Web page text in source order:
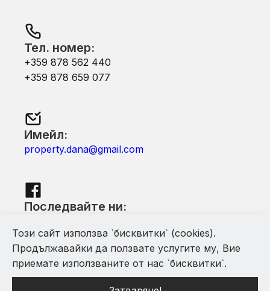
Тел. номер:
+359 878 562 440
+359 878 659 077
Имейл:
property.dana@gmail.com
Последвайте ни:
Този сайт използва `бисквитки` (cookies).
Продължавайки да ползвате услугите му, Вие
приемате използваните от нас `бисквитки`.